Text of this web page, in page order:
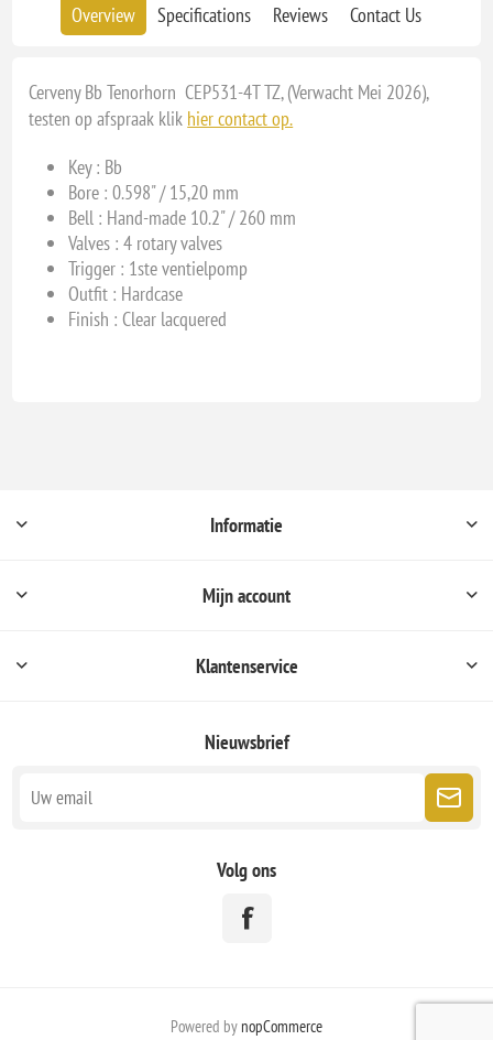
Overview Specifications Reviews Contact Us
Cerveny Bb Tenorhorn CEP531-4T TZ, (Verwacht Mei 2026),
testen op afspraak klik hier contact op.
Key : Bb
Bore : 0.598" / 15,20 mm
Bell : Hand-made 10.2" / 260 mm
Valves : 4 rotary valves
Trigger : 1ste ventielpomp
Outfit : Hardcase
Finish : Clear lacquered
Informatie
Mijn account
Klantenservice
Nieuwsbrief
Volg ons
Powered by nopCommerce